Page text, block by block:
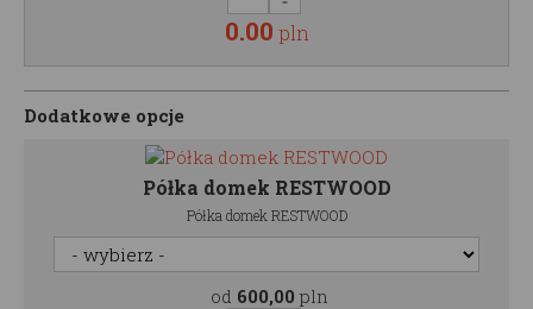
0.00 pln
Dodatkowe opcje
Półka domek RESTWOOD
Półka domek RESTWOOD
od 600,00 pln